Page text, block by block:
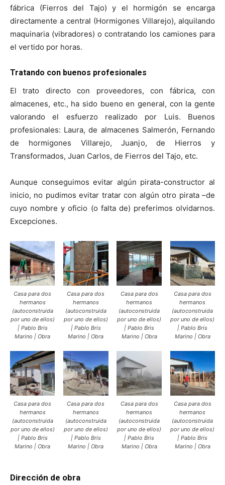
fábrica (Fierros del Tajo) y el hormigón se encarga
directamente a central (Hormigones Villarejo), alquilando
maquinaria (vibradores) o contratando los camiones para
el vertido por horas.
Tratando con buenos profesionales
El trato directo con proveedores, con fábrica, con
almacenes, etc., ha sido bueno en general, con la gente
valorando el esfuerzo realizado por Luis. Buenos
profesionales: Laura, de almacenes Salmerón, Fernando
de hormigones Villarejo, Juanjo, de Hierros y
Transformados, Juan Carlos, de Fierros del Tajo, etc.
Aunque conseguimos evitar algún pirata-constructor al
inicio, no pudimos evitar tratar con algún otro pirata –de
cuyo nombre y oficio (o falta de) preferimos olvidarnos.
Excepciones.
Casa para dos
hermanos
(autoconstruida
por uno de ellos)
| Pablo Bris
Marino | Obra
Casa para dos
hermanos
(autoconstruida
por uno de ellos)
| Pablo Bris
Marino | Obra
Casa para dos
hermanos
(autoconstruida
por uno de ellos)
| Pablo Bris
Marino | Obra
Casa para dos
hermanos
(autoconstruida
por uno de ellos)
| Pablo Bris
Marino | Obra
Casa para dos
hermanos
(autoconstruida
por uno de ellos)
| Pablo Bris
Marino | Obra
Casa para dos
hermanos
(autoconstruida
por uno de ellos)
| Pablo Bris
Marino | Obra
Casa para dos
hermanos
(autoconstruida
por uno de ellos)
| Pablo Bris
Marino | Obra
Casa para dos
hermanos
(autoconstruida
por uno de ellos)
| Pablo Bris
Marino | Obra
Dirección de obra